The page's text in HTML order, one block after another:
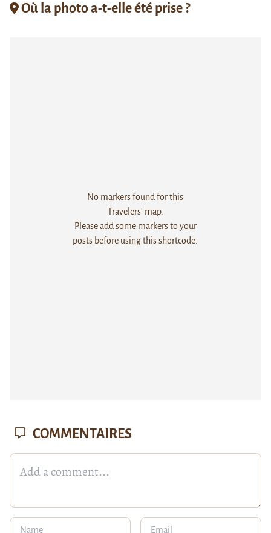
Où la photo a-t-elle été prise ?
No markers found for this
Travelers' map.
Please add some markers to your
posts before using this shortcode.
COMMENTAIRES